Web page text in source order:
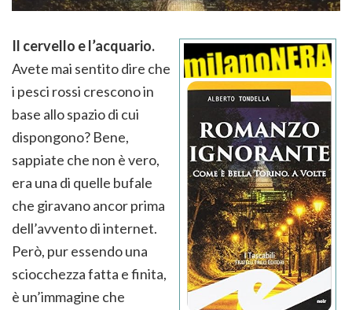
Il cervello e l’acquario.
Avete mai sentito dire che
i pesci rossi crescono in
base allo spazio di cui
dispongono? Bene,
sappiate che non è vero,
era una di quelle bufale
che giravano ancor prima
dell’avvento di internet.
Però, pur essendo una
sciocchezza fatta e finita,
è un’immagine che